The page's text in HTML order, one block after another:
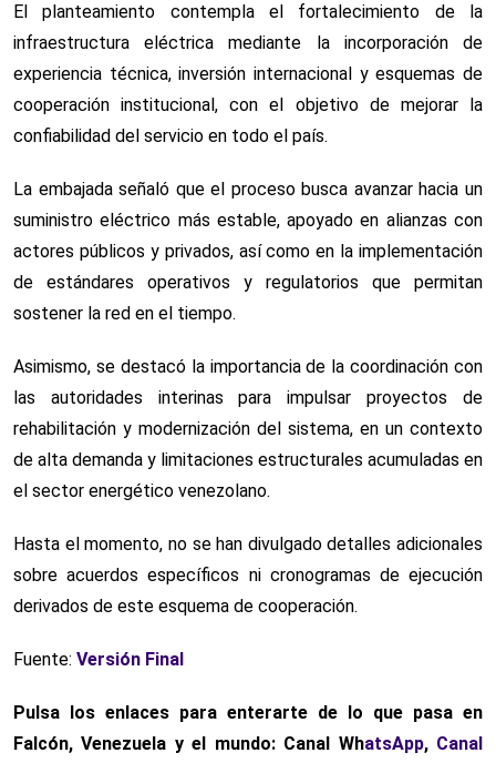
El planteamiento contempla el fortalecimiento de la
infraestructura eléctrica mediante la incorporación de
experiencia técnica, inversión internacional y esquemas de
cooperación institucional, con el objetivo de mejorar la
confiabilidad del servicio en todo el país.
La embajada señaló que el proceso busca avanzar hacia un
suministro eléctrico más estable, apoyado en alianzas con
actores públicos y privados, así como en la implementación
de estándares operativos y regulatorios que permitan
sostener la red en el tiempo.
Asimismo, se destacó la importancia de la coordinación con
las autoridades interinas para impulsar proyectos de
rehabilitación y modernización del sistema, en un contexto
de alta demanda y limitaciones estructurales acumuladas en
el sector energético venezolano.
Hasta el momento, no se han divulgado detalles adicionales
sobre acuerdos específicos ni cronogramas de ejecución
derivados de este esquema de cooperación.
Fuente: Versión Final
Pulsa los enlaces para enterarte de lo que pasa en
Falcón, Venezuela y el mundo: Canal WhatsApp, Canal